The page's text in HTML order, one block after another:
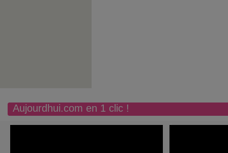
Aujourdhui.com en 1 clic !